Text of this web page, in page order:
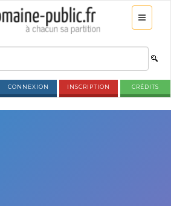
CONNEXION INSCRIPTION CRÉDITS